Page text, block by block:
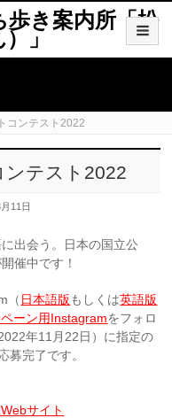
歩き案内所「松
」
コンテスト2022
ンテスト2022
11日
出会う。日本の国立公
催中です！
（ 日本語版もしくは英語版
ーン用Instagramをフォロ
年11月22日）に指定の
募完了です。
サイト